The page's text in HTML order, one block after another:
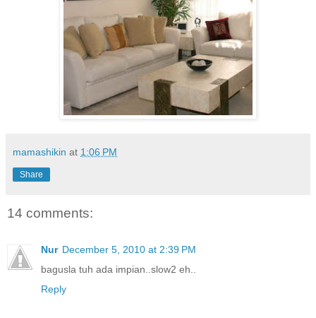
mamashikin at 1:06 PM
Share
14 comments:
Nur December 5, 2010 at 2:39 PM
bagusla tuh ada impian..slow2 eh..
Reply